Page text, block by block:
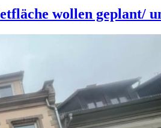
wollen geplant/